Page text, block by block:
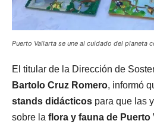
Puerto Vallarta se une al cuidado del planeta
El titular de la Dirección de
Bartolo Cruz Romero, informó
stands didácticos para que las
sobre la flora y fauna de Puerto